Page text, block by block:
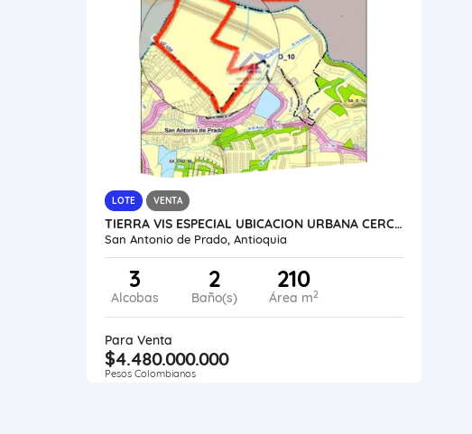
LOTE VENTA
TIERRA VIS ESPECIAL UBICACION URBANA CERCA PARQUE SAN ANTONIO DE PRADO
San Antonio de Prado, Antioquia
3
Alcobas
2
Baño(s)
210
Área m2
Para Venta
$4.480.000.000
Pesos Colombianos